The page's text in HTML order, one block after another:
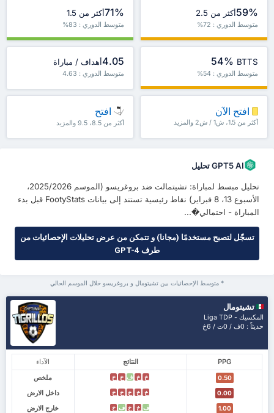
59%أكثر من 2.5
متوسط الدوري : 72%
71%أكثر من 1.5
متوسط الدوري : 83%
54% BTTS
متوسط الدوري : 54%
4.05أهداف / مباراة
متوسط الدوري : 4.63
افتح الآن
أكثر من 1.5، ش1 / ش2 والمزيد
افتح
أكثر من 8.5، 9.5 والمزيد
GPT5 AI تحليل
تحليل مبسط لمباراة: تشيتمالت ضد بروغريسو (الموسم 2025/2026،
الأسبوع 13، 8 فبراير) نقاط رئيسية تستند إلى بيانات FootyStats قبل بدء
المباراة - احتمالي�...
تسجّل لتصبح مستخدمًا (مجانا) و تتمكن من عرض تحليلات الإحصائيات من
طرف GPT-4
* متوسط الإحصائيات بين تشيتومال و بروغريسو خلال الموسم الحالي
تشيتومال
المكسيك - Liga TDP
حديثاً : 0ف / 0ت / 6خ
الآداء النتائج
PPG
ملخص
خ خ ف خ خ 0.50
داخل الارض خ خ خ خ خ 0.00
خارج الارض ف خ خ ف خ 1.00